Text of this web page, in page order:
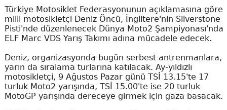
Türkiye Motosiklet Federasyonunun açıklamasına göre
milli motosikletçi Deniz Öncü, İngiltere'nin Silverstone
Pisti'nde düzenlenecek Dünya Moto2 Şampiyonası'nda
ELF Marc VDS Yarış Takımı adına mücadele edecek.
Deniz, organizasyonda bugün serbest antrenmanlara,
yarın da sıralama turlarına katılacak. Ay-yıldızlı
motosikletçi, 9 Ağustos Pazar günü TSİ 13.15'te 17
turluk Moto2 yarışında, TSİ 15.00'te ise 20 turluk
MotoGP yarışında dereceye girmek için gaza basacak.